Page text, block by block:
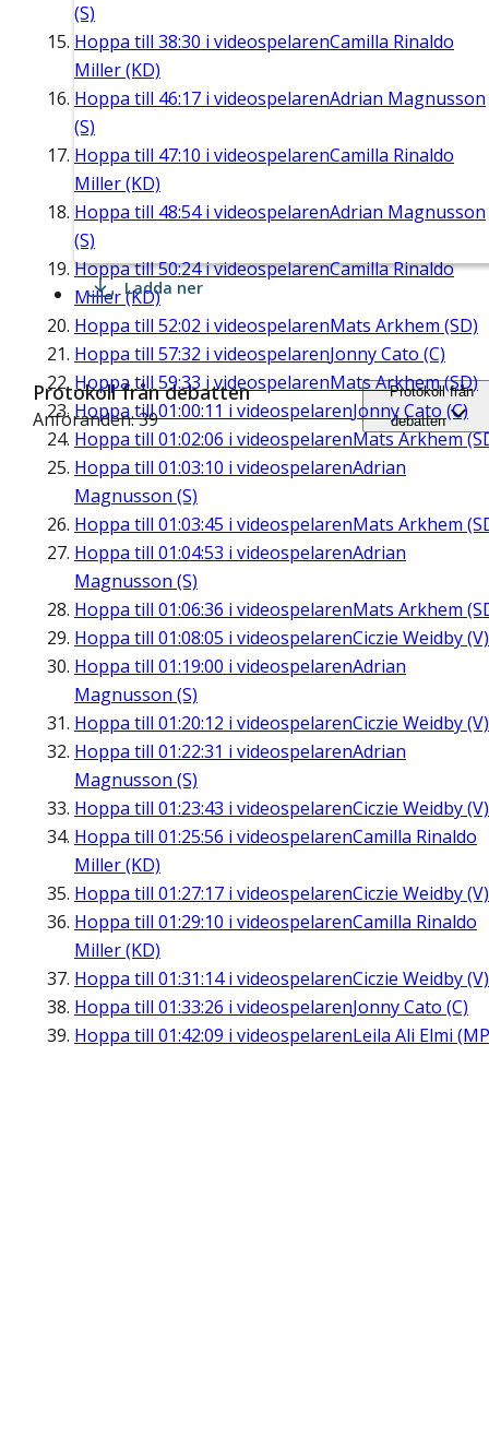
(S)
Hoppa till 38:30 i videospelarenCamilla Rinaldo
Miller (KD)
Hoppa till 46:17 i videospelarenAdrian Magnusson
(S)
Hoppa till 47:10 i videospelarenCamilla Rinaldo
Miller (KD)
Hoppa till 48:54i videospelarenAdrian Magnusson
(S)
Hoppa till50:24i videospelarenCamilla Rinaldo
Miller (KD)
Hoppa till 52:02 i videospelarenMats Arkhem (SD)
Hoppa till 57:32 i videospelarenJonny Cato (C)
Hoppa till 59:33 i videospelarenMats Arkhem (SD)
Hoppa till01:00:11 i videospelarenJonny Cato (C)
Hoppa till 01:02:06 i videospelarenMats Arkhem
Hoppa till 01:03:10 i videospelarenAdrian
Magnusson (S)
Hoppa till 01:03:45 i videospelarenMats Arkhem
Hoppa till 01:04:53 i videospelarenAdrian
Magnusson (S)
Hoppa till 01:06:36 i videospelarenMats Arkhem
Hoppa till 01:08:05 i videospelarenCiczie Weidby (V)
Hoppa till 01:19:00 i videospelarenAdrian
Magnusson (S)
Hoppa till 01:20:12 i videospelarenCiczie Weidby (V)
Hoppa till 01:22:31 i videospelarenAdrian
Magnusson (S)
Hoppa till 01:23:43 i videospelarenCiczie Weidby (V)
Hoppa till 01:25:56 i videospelarenCamilla Rinaldo
Miller (KD)
Hoppa till 01:27:17 i videospelarenCiczie Weidby (V)
Hoppa till 01:29:10 i videospelarenCamilla Rinaldo
Miller (KD)
Hoppa till 01:31:14i videospelarenCiczie Weidby (V)
Hoppa till 01:33:26 i videospelarenJonny Cato (C)
Hoppa till 01:42:09 i videospelarenLeila Ali Elmi
Ladda ner
Protokoll från debatten
Anföranden: 39
Protokoll från
debatten